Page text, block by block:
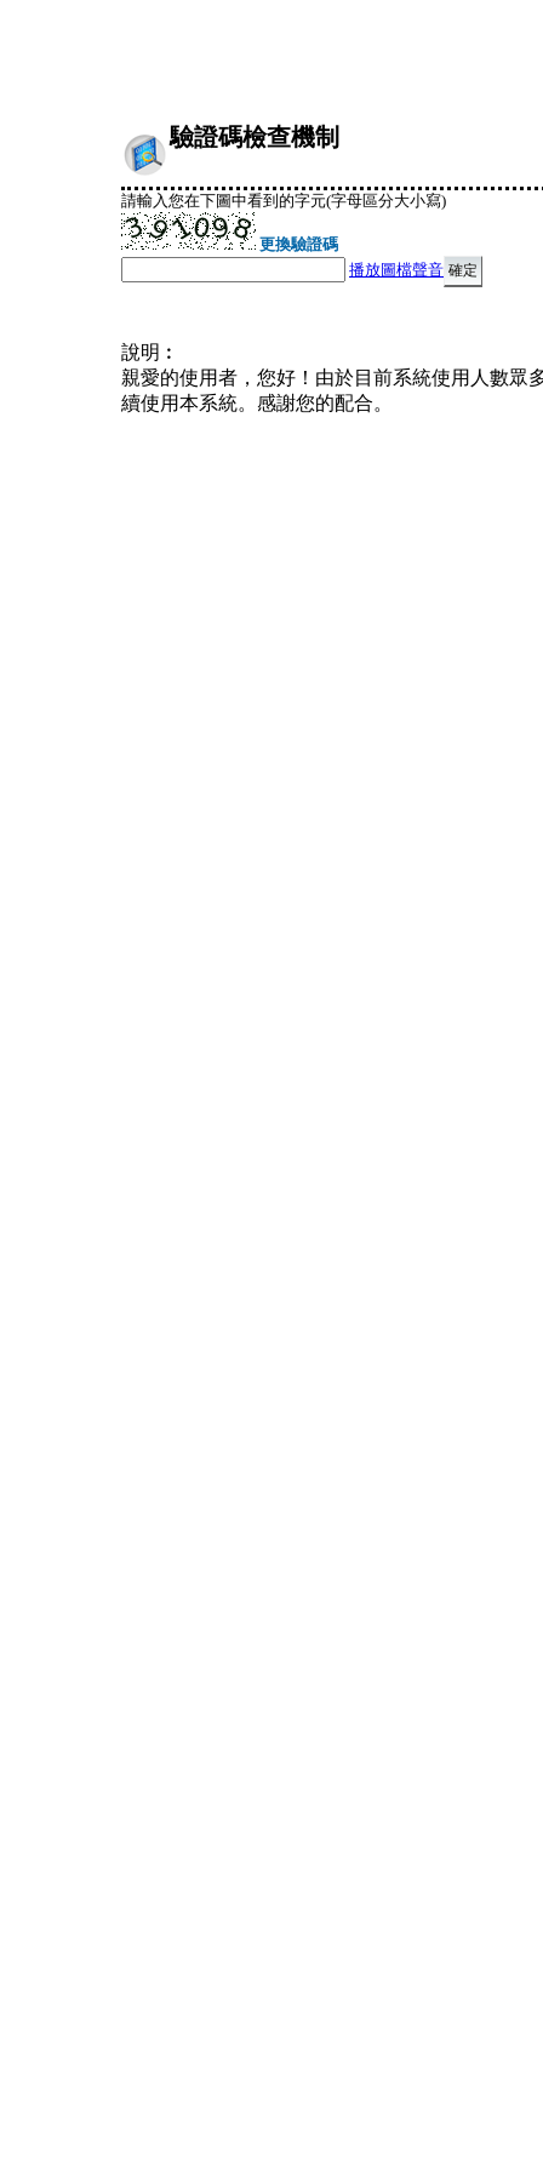
驗證碼檢查機制
請輸入您在下圖中看到的字元(字母區分大小寫)
更換驗證碼
播放圖檔聲音
說明︰
親愛的使用者，您好！由於目前系統使用人數眾
續使用本系統。感謝您的配合。